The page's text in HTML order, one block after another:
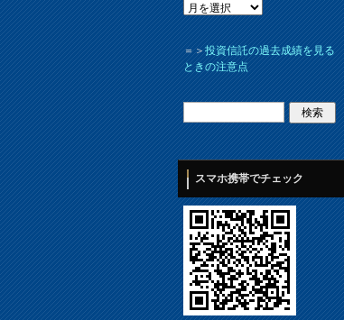
＝＞投資信託の過去成績を見る
ときの注意点
スマホ携帯でチェック